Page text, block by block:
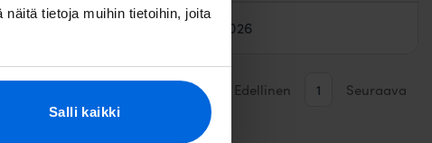
tietoja muihin tietoihin, joita
Salli kaikki
27.03.2026
Edellinen 1 Seuraava